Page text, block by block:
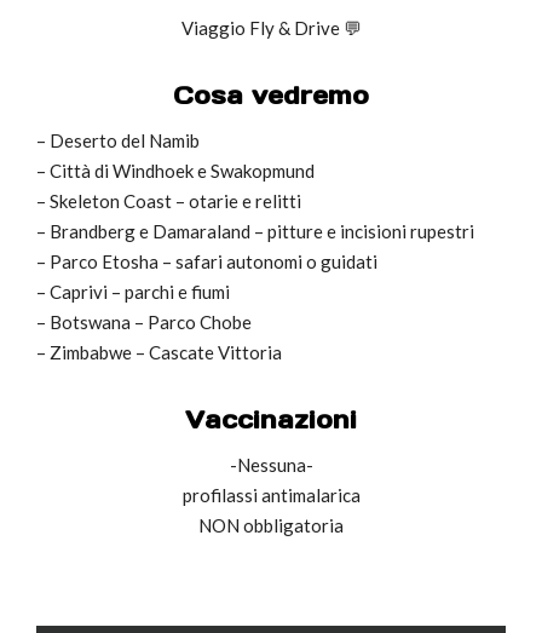
Viaggio Fly & Drive 💬
Cosa vedremo
– Deserto del Namib
– Città di Windhoek e Swakopmund
– Skeleton Coast – otarie e relitti
– Brandberg e Damaraland – pitture e incisioni rupestri
– Parco Etosha – safari autonomi o guidati
– Caprivi – parchi e fiumi
– Botswana – Parco Chobe
– Zimbabwe – Cascate Vittoria
Vaccinazioni
-Nessuna-
profilassi antimalarica
NON obbligatoria